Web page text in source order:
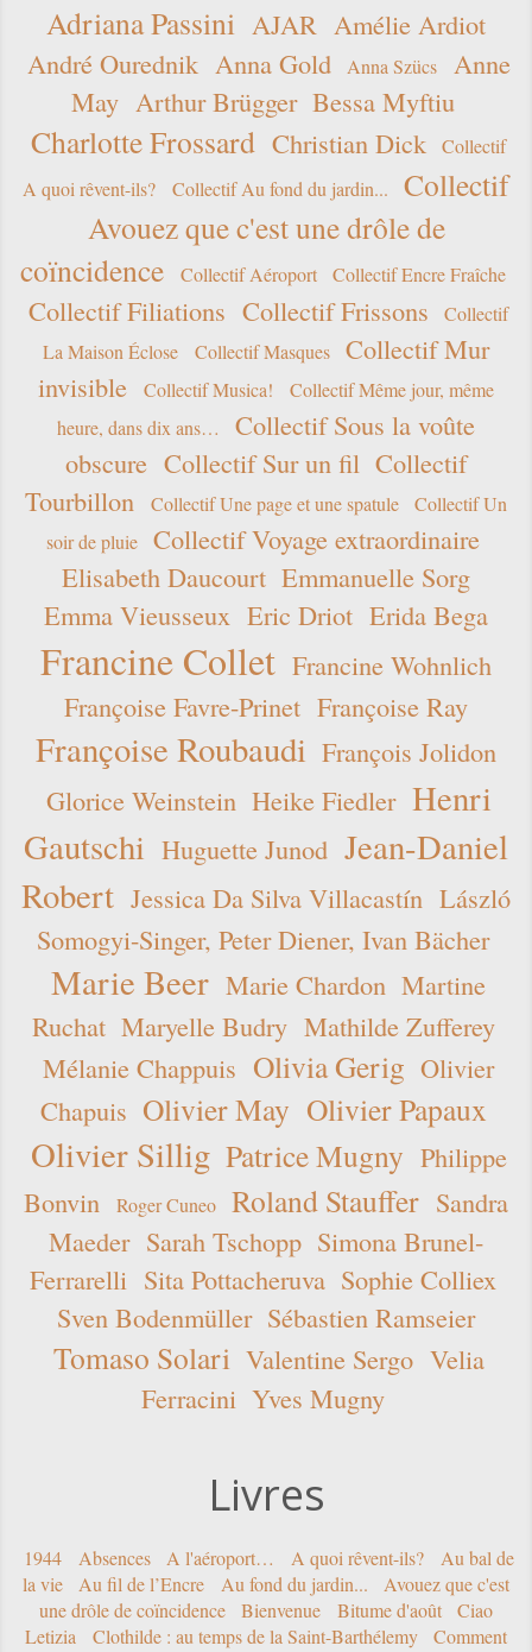
Adriana Passini AJAR Amélie Ardiot
André Ourednik Anna Gold Anna Szücs
Anne
May Arthur Brügger Bessa Myftiu
Charlotte Frossard Christian Dick
Collectif
A quoi rêvent-ils?
Collectif Au fond du jardin...
Collectif
Avouez que c'est une drôle de
coïncidence
Collectif Aéroport Collectif Encre Fraîche
Collectif Filiations Collectif Frissons
Collectif
La Maison Éclose
Collectif Masques
Collectif Mur
invisible
Collectif Musica!
Collectif Même jour, même
heure, dans dix ans…
Collectif Sous la voûte
obscure Collectif Sur un fil Collectif
Tourbillon
Collectif Une page et une spatule
Collectif Un
soir de pluie
Collectif Voyage extraordinaire
Elisabeth Daucourt Emmanuelle Sorg
Emma Vieusseux Eric Driot Erida Bega
Francine Collet Francine Wohnlich
Françoise Favre-Prinet Françoise Ray
Françoise Roubaudi François Jolidon
Glorice Weinstein Heike Fiedler Henri
Gautschi Huguette Junod Jean-Daniel
Robert Jessica Da Silva Villacastín László
Somogyi-Singer, Peter Diener, Ivan Bächer
Marie Beer Marie Chardon Martine
Ruchat Maryelle Budry Mathilde Zufferey
Mélanie Chappuis Olivia Gerig Olivier
Chapuis Olivier May Olivier Papaux
Olivier Sillig Patrice Mugny Philippe
Bonvin
Roger Cuneo Roland Stauffer Sandra
Maeder Sarah Tschopp Simona Brunel-
Ferrarelli Sita Pottacheruva Sophie Colliex
Sven Bodenmüller Sébastien Ramseier
Tomaso Solari Valentine Sergo Velia
Ferracini Yves Mugny
Livres
1944 Absences A l'aéroport… A quoi rêvent-ils?
Au bal de
la vie
Au fil de l’Encre Au fond du jardin...
Avouez que c'est
une drôle de coïncidence
Bienvenue Bitume d'août
Ciao
Letizia
Clothilde : au temps de la Saint-Barthélemy
Comment